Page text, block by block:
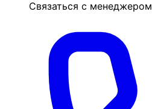
Связаться с менеджером